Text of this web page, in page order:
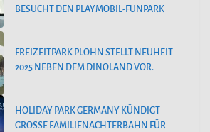
BESUCHT DEN PLAYMOBIL-FUNPARK
FREIZEITPARK PLOHN STELLT NEUHEIT
2025 NEBEN DEM DINOLAND VOR.
HOLIDAY PARK GERMANY KÜNDIGT
GROSSE FAMILIENACHTERBAHN FÜR 2